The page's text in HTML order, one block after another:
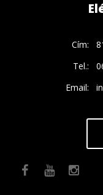
Cím:
Tel.:
Email: